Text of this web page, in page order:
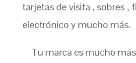
tarjetas de visita , sobres ,
electrónico y mucho más.
Tu marca es mucho